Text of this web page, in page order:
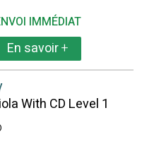
IMMÉDIAT
En savoir+
With CD Level 1